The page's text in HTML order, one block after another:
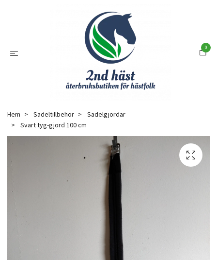
0
Hem Sadeltillbehör
Sadelgjordar
Svart tyg-gjord 100 cm